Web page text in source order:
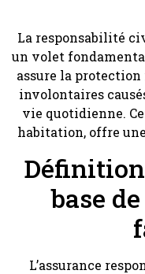
La responsabilité
un volet
assure la
involontaires
vie quotidienne.
habitation, offre
base
L’assurance